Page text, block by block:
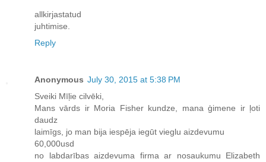
allkirjastatud
juhtimise.
Reply
Anonymous July 30, 2015 at 5:38 PM
Sveiki Mīļie cilvēki,
Mans vārds ir Moria Fisher kundze, mana ģimene ir ļoti
daudz
laimīgs, jo man bija iespēja iegūt vieglu aizdevumu
60,000usd
no labdarības aizdevuma firma ar nosaukumu Elizabeth